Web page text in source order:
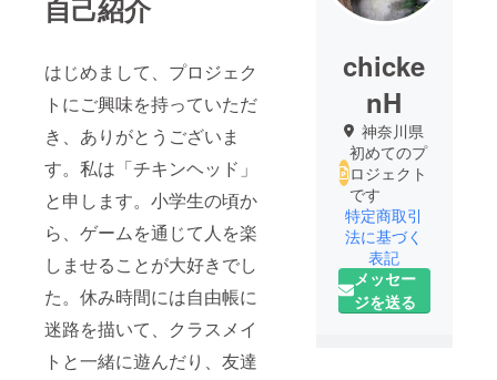
自己紹介
はじめまして、プロジェク
トにご興味を持っていただ
き、ありがとうございま
す。私は「チキンヘッド」
と申します。小学生の頃か
ら、ゲームを通じて人を楽
しませることが大好きでし
た。休み時間には自由帳に
迷路を描いて、クラスメイ
トと一緒に遊んだり、友達
chicke
nH
神奈川県
初めてのプ
ロジェクト
です
特定商取引
法に基づく
表記
メッセー
ジを送る